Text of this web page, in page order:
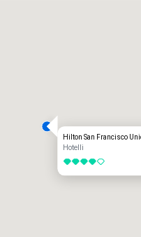
Hilton San Francisco
Hotelli
4 / 5